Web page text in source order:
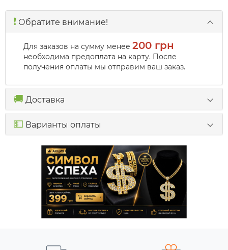
❗️ Обратите внимание!
Для заказов на сумму менее 200 грн
необходима предоплата на карту. После
получения оплаты мы отправим ваш заказ.
🚚 Доставка
💵 Варианты оплаты